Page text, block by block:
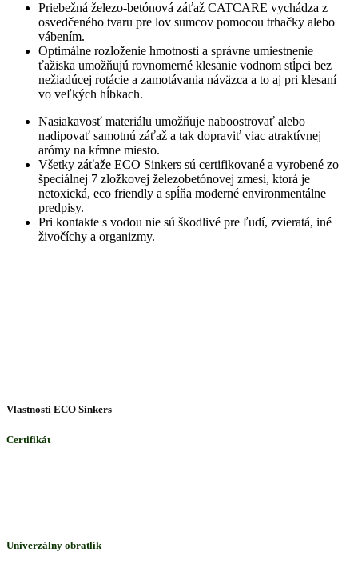
Priebežná železo-betónová záťaž CATCARE vychádza z
osvedčeného tvaru pre lov sumcov pomocou trhačky alebo
vábením.
Optimálne rozloženie hmotnosti a správne umiestnenie
ťažiska umožňujú rovnomerné klesanie vodnom stĺpci bez
nežiadúcej rotácie a zamotávania náväzca a to aj pri klesaní
vo veľkých hĺbkach.
Nasiakavosť materiálu umožňuje naboostrovať alebo
nadipovať samotnú záťaž a tak dopraviť viac atraktívnej
arómy na kŕmne miesto.
Všetky záťaže ECO Sinkers sú certifikované a vyrobené zo
špeciálnej 7 zložkovej železobetónovej zmesi, ktorá je
netoxická, eco friendly a spĺňa moderné environmentálne
predpisy.
Pri kontakte s vodou nie sú škodlivé pre ľudí, zvieratá, iné
živočíchy a organizmy.
Vlastnosti ECO Sinkers
Certifikát
Univerzálny obratlík